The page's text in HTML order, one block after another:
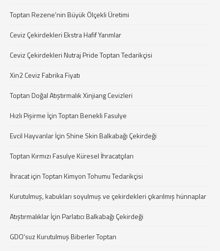
Toptan Rezene'nin Büyük Ölçekli Üretimi
Ceviz Çekirdekleri Ekstra Hafif Yarımlar
Ceviz Çekirdekleri Nutraj Pride Toptan Tedarikçisi
Xin2 Ceviz Fabrika Fiyatı
Toptan Doğal Atıştırmalık Xinjiang Cevizleri
Hızlı Pişirme İçin Toptan Benekli Fasulye
Evcil Hayvanlar İçin Shine Skin Balkabağı Çekirdeği
Toptan Kırmızı Fasulye Küresel İhracatçıları
İhracat için Toptan Kimyon Tohumu Tedarikçisi
Kurutulmuş, kabukları soyulmuş ve çekirdekleri çıkarılmış hünnaplar
Atıştırmalıklar İçin Parlatıcı Balkabağı Çekirdeği
GDO'suz Kurutulmuş Biberler Toptan